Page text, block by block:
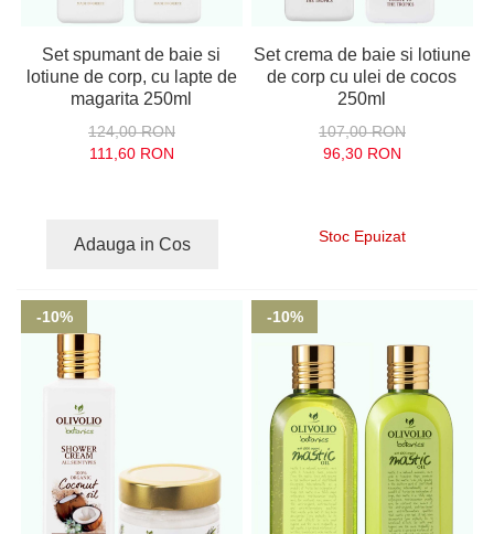
Set spumant de baie si
lotiune de corp, cu lapte de
magarita 250ml
124,00 RON
111,60 RON
Adauga in Cos
Set crema de baie si lotiune
de corp cu ulei de cocos
250ml
107,00 RON
96,30 RON
Stoc Epuizat
-10% -10%